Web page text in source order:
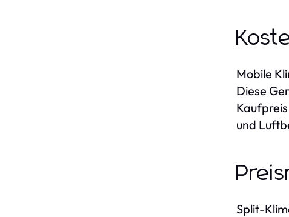
Mobile
Diese
und
Split-